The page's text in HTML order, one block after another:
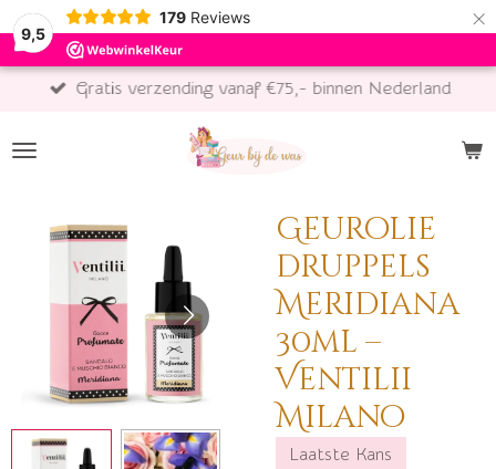
9,5
179 Reviews ×
Gratis verzending vanaf €75,- binnen Nederland
Geurolie
druppels
Meridiana
30ml –
Ventilii
Milano
Laatste Kans